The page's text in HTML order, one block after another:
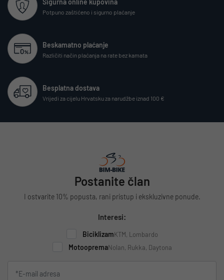
Potpuno zaštićeno i sigurno plaćanje
Beskamatno plaćanje
Različiti način plaćanja na rate bez kamata
Besplatna dostava
Vrijedi za cijelu Hrvatsku za narudžbe iznad 100 €
Postanite član
I ostvarite 10% popusta, rani pristup i ekskluzivne ponude.
Interesi:
BiciklizamKTM, Lombardo
MotoopremaNolan, Rukka, Daytona